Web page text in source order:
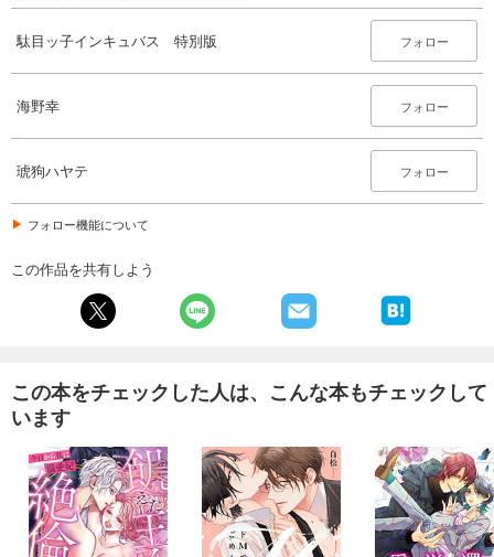
駄目ッ子インキュバス 特別版 フォロー
海野幸 フォロー
琥狗ハヤテ フォロー
フォロー機能について
この作品を共有しよう
この本をチェックした人は、こんな本もチェックして
います